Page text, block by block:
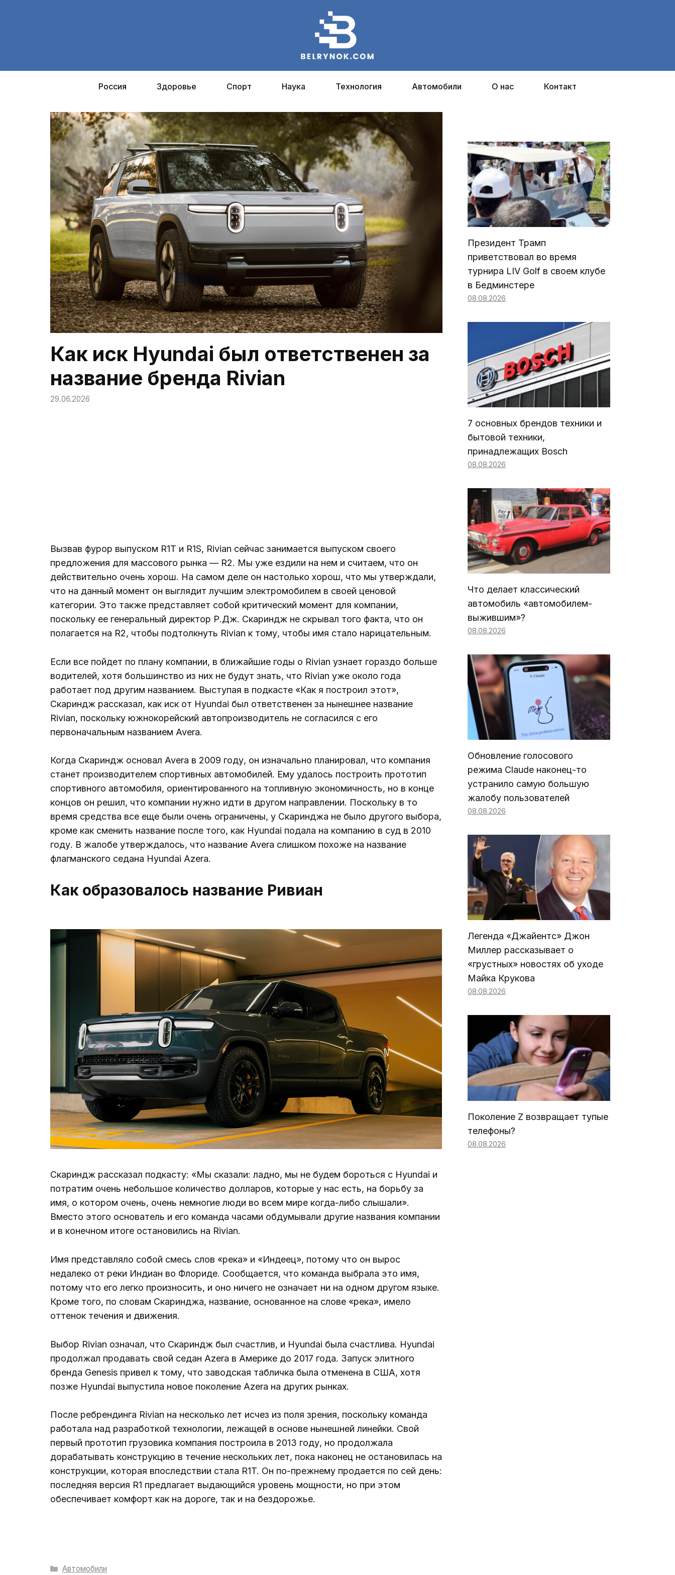
Россия Здоровье Спорт Наука Технология Автомобили О нас Контакт
Как иск Hyundai был ответственен за
название бренда Rivian
29.06.2026
Вызвав фурор выпуском R1T и R1S, Rivian сейчас занимается выпуском своего
предложения для массового рынка — R2. Мы уже ездили на нем и считаем, что он
действительно очень хорош. На самом деле он настолько хорош, что мы утверждали,
что на данный момент он выглядит лучшим электромобилем в своей ценовой
категории. Это также представляет собой критический момент для компании,
поскольку ее генеральный директор Р.Дж. Скариндж не скрывал того факта, что он
полагается на R2, чтобы подтолкнуть Rivian к тому, чтобы имя стало нарицательным.
Если все пойдет по плану компании, в ближайшие годы о Rivian узнает гораздо больше
водителей, хотя большинство из них не будут знать, что Rivian уже около года
работает под другим названием. Выступая в подкасте «Как я построил этот»,
Скариндж рассказал, как иск от Hyundai был ответственен за нынешнее название
Rivian, поскольку южнокорейский автопроизводитель не согласился с его
первоначальным названием Avera.
Когда Скариндж основал Avera в 2009 году, он изначально планировал, что компания
станет производителем спортивных автомобилей. Ему удалось построить прототип
спортивного автомобиля, ориентированного на топливную экономичность, но в конце
концов он решил, что компании нужно идти в другом направлении. Поскольку в то
время средства все еще были очень ограничены, у Скаринджа не было другого выбора,
кроме как сменить название после того, как Hyundai подала на компанию в суд в 2010
году. В жалобе утверждалось, что название Avera слишком похоже на название
флагманского седана Hyundai Azera.
Как образовалось название Ривиан
Скариндж рассказал подкасту: «Мы сказали: ладно, мы не будем бороться с Hyundai и
потратим очень небольшое количество долларов, которые у нас есть, на борьбу за
имя, о котором очень, очень немногие люди во всем мире когда-либо слышали».
Вместо этого основатель и его команда часами обдумывали другие названия компании
и в конечном итоге остановились на Rivian.
Имя представляло собой смесь слов «река» и «Индеец», потому что он вырос
недалеко от реки Индиан во Флориде. Сообщается, что команда выбрала это имя,
потому что его легко произносить, и оно ничего не означает ни на одном другом языке.
Кроме того, по словам Скаринджа, название, основанное на слове «река», имело
оттенок течения и движения.
Выбор Rivian означал, что Скариндж был счастлив, и Hyundai была счастлива. Hyundai
продолжал продавать свой седан Azera в Америке до 2017 года. Запуск элитного
бренда Genesis привел к тому, что заводская табличка была отменена в США, хотя
позже Hyundai выпустила новое поколение Azera на других рынках.
После ребрендинга Rivian на несколько лет исчез из поля зрения, поскольку команда
работала над разработкой технологии, лежащей в основе нынешней линейки. Свой
первый прототип грузовика компания построила в 2013 году, но продолжала
дорабатывать конструкцию в течение нескольких лет, пока наконец не остановилась на
конструкции, которая впоследствии стала R1T. Он по-прежнему продается по сей день:
последняя версия R1 предлагает выдающийся уровень мощности, но при этом
обеспечивает комфорт как на дороге, так и на бездорожье.
Рубрики
Автомобили
Президент Трамп
приветствовал во время
турнира LIV Golf в своем клубе
в Бедминстере
08.08.2026
7 основных брендов техники и
бытовой техники,
принадлежащих Bosch
08.08.2026
Что делает классический
автомобиль «автомобилем-
выжившим»?
08.08.2026
Обновление голосового
режима Claude наконец-то
устранило самую большую
жалобу пользователей
08.08.2026
Легенда «Джайентс» Джон
Миллер рассказывает о
«грустных» новостях об уходе
Майка Крукова
08.08.2026
Поколение Z возвращает тупые
телефоны?
08.08.2026